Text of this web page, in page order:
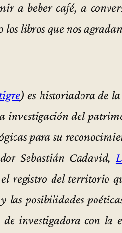
a beber café, a
libros que nos
) es historiadora de
investigación del
para su
Sebastián Cadavid,
registro del territorio
las posibilidades
investigadora con la